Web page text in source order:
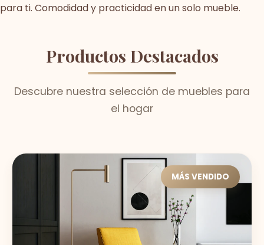
para ti. Comodidad y practicidad en un solo mueble.
Productos Destacados
Descubre nuestra selección de muebles para
el hogar
MÁS VENDIDO